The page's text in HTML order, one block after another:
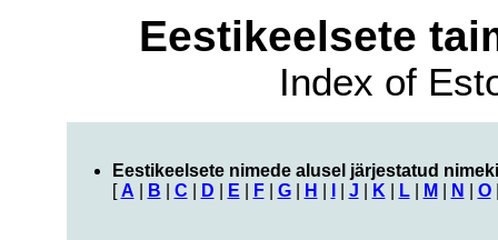
Eestikeelsete
Index of
Eestikeelsete nimede alusel järjestatud
[ A B C D E F| G| H J K L| M N O